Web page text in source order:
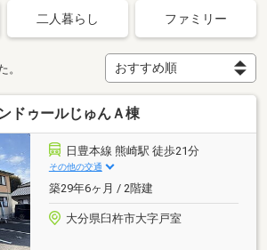
二人暮らし ファミリー
。
ドゥールじゅんＡ棟
日豊本線 熊崎駅 徒歩21分
その他の交通
築29年6ヶ月 / 2階建
大分県臼杵市大字戸室